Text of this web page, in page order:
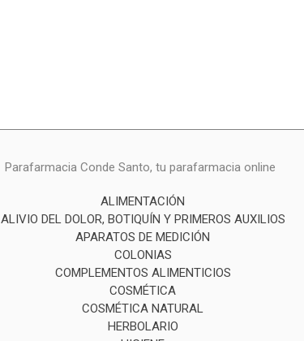
Parafarmacia Conde Santo, tu parafarmacia online
ALIMENTACIÓN
ALIVIO DEL DOLOR, BOTIQUÍN Y PRIMEROS AUXILIOS
APARATOS DE MEDICIÓN
COLONIAS
COMPLEMENTOS ALIMENTICIOS
COSMÉTICA
COSMÉTICA NATURAL
HERBOLARIO